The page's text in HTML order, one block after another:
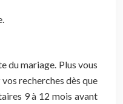
du mariage. Plus vous
recherches dès que
9 à 12 mois avant